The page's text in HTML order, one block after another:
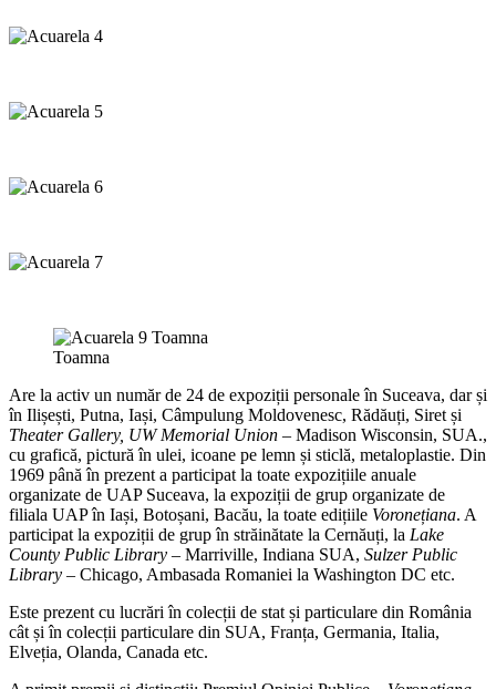
Toamna
Are la activ un număr de 24 de expoziții personale în Suceava, dar și
în Ilișești, Putna, Iași, Câmpulung Moldovenesc, Rădăuți, Siret și
Theater Gallery, UW Memorial Union – Madison Wisconsin, SUA.,
cu grafică, pictură în ulei, icoane pe lemn și sticlă, metaloplastie. Din
1969 până în prezent a participat la toate expozițiile anuale
organizate de UAP Suceava, la expoziții de grup organizate de
filiala UAP în Iași, Botoșani, Bacău, la toate edițiile Voronețiana. A
participat la expoziții de grup în străinătate la Cernăuți, la Lake
County Public Library – Marriville, Indiana SUA, Sulzer Public
Library – Chicago, Ambasada Romaniei la Washington DC etc.
Este prezent cu lucrări în colecții de stat și particulare din România
cât și în colecții particulare din SUA, Franța, Germania, Italia,
Elveția, Olanda, Canada etc.